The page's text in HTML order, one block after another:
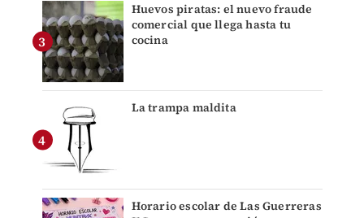
Huevos piratas: el nuevo fraude
comercial que llega hasta tu
cocina
La trampa maldita
Horario escolar de Las Guerreras